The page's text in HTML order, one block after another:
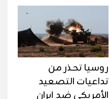
روسيا تحذر من
تداعيات التصعيد
الأمريكي ضد إيران